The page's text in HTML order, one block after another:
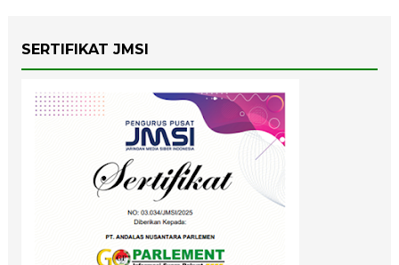
SERTIFIKAT JMSI